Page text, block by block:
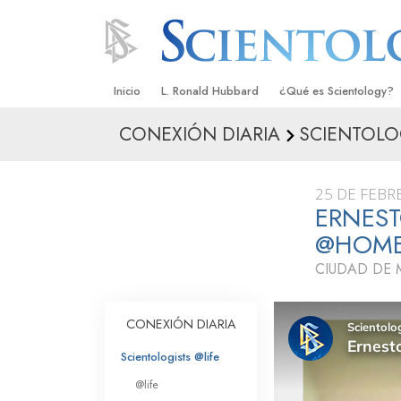
Inicio L. Ronald Hubbard ¿Qué es Scientology?
Creencias y Prácticas
Qué dicen los
Scientology
Conoce a un
Los Principios Básicos
Una Introducción a
CONEXIÓN DIARIA
25 DE
CIUDAD DE
CONEXIÓN DIARIA
Scientologists @life
@life